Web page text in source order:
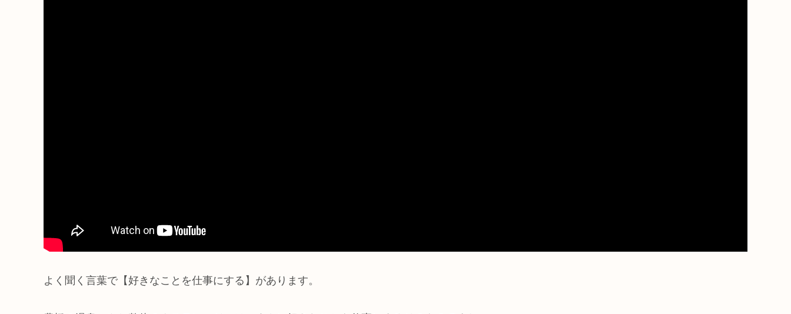
よく聞く言葉で【好きなことを仕事にする】があります。